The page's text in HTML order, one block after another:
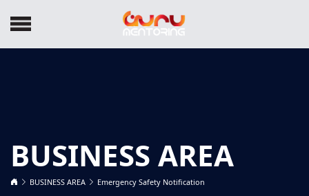
BUSINESS AREA
BUSINESS AREA Emergency Safety Notification